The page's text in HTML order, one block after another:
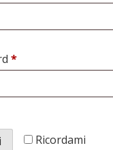
*Richiesto
Ricordami